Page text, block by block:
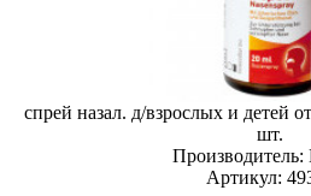
спрей назал. д/взрослых и детей
шт.
Производитель:
Артикул: